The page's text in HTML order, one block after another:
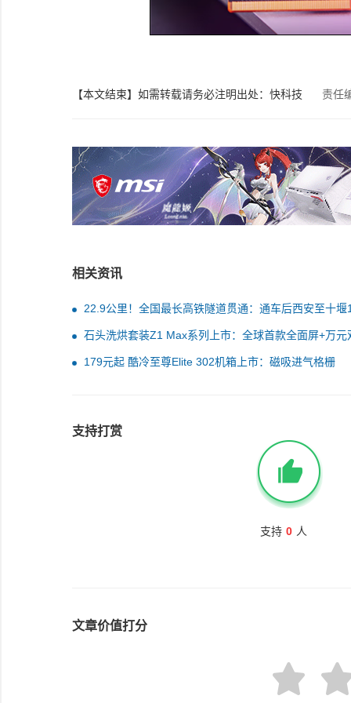
【本文结束】如需转载请务必注明出处：快科技 责任
相关资讯
22.9公里！全国最长高铁隧道贯通：通车后西安至十堰
时内到达
石头洗烘套装Z1 Max系列上市：全球首款全面屏+万元
179元起 酷冷至尊Elite 302机箱上市：磁吸进气格栅
支持打赏
支持 0 人
文章价值打分